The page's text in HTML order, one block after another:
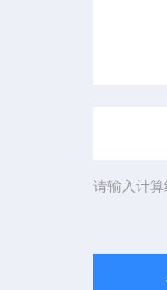
请输入计